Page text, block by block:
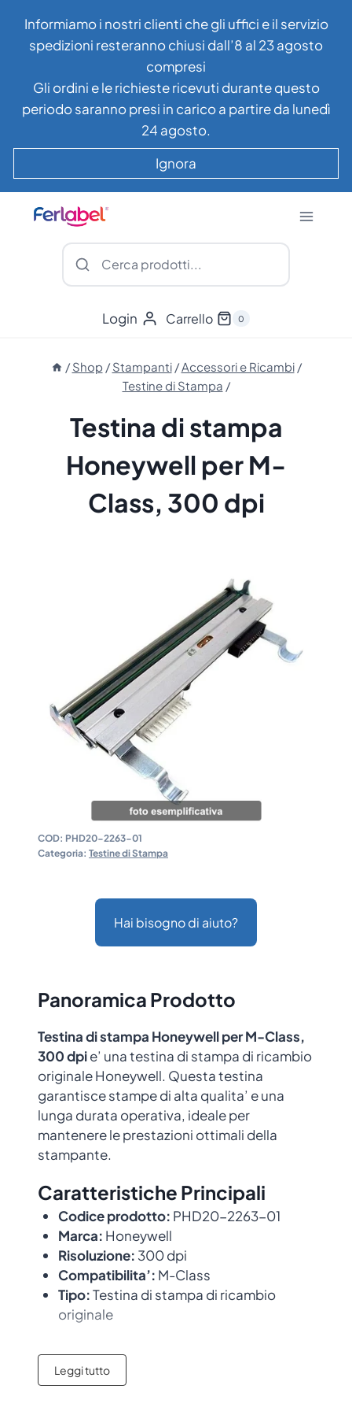
contenuto
Informiamo i nostri clienti che gli uffici e il servizio
spedizioni resteranno chiusi dall’8 al 23 agosto
compresi
Gli ordini e le richieste ricevuti durante questo
periodo saranno presi in carico a partire da lunedì
24 agosto.
Ignora
Login Carrello 0
/ Shop / Stampanti /Accessori e Ricambi /
Testine di Stampa /
Testina di stampa
Honeywell per M-
Class, 300 dpi
COD: PHD20-2263-01
Categoria: Testine di Stampa
Hai bisogno di aiuto?
Panoramica Prodotto
Testina di stampa Honeywell per M-Class,
300 dpie’ una testina di stampa di ricambio
originale Honeywell. Questa testina
garantisce stampe di alta qualita’ e una
lunga durata operativa, ideale per
mantenere le prestazioni ottimali della
stampante.
Caratteristiche Principali
Codice prodotto: PHD20-2263-01
Marca: Honeywell
Risoluzione: 300 dpi
Compatibilita’: M-Class
Tipo:Testina di stampa di ricambio
originale
Compatibilita’
Leggi tutto